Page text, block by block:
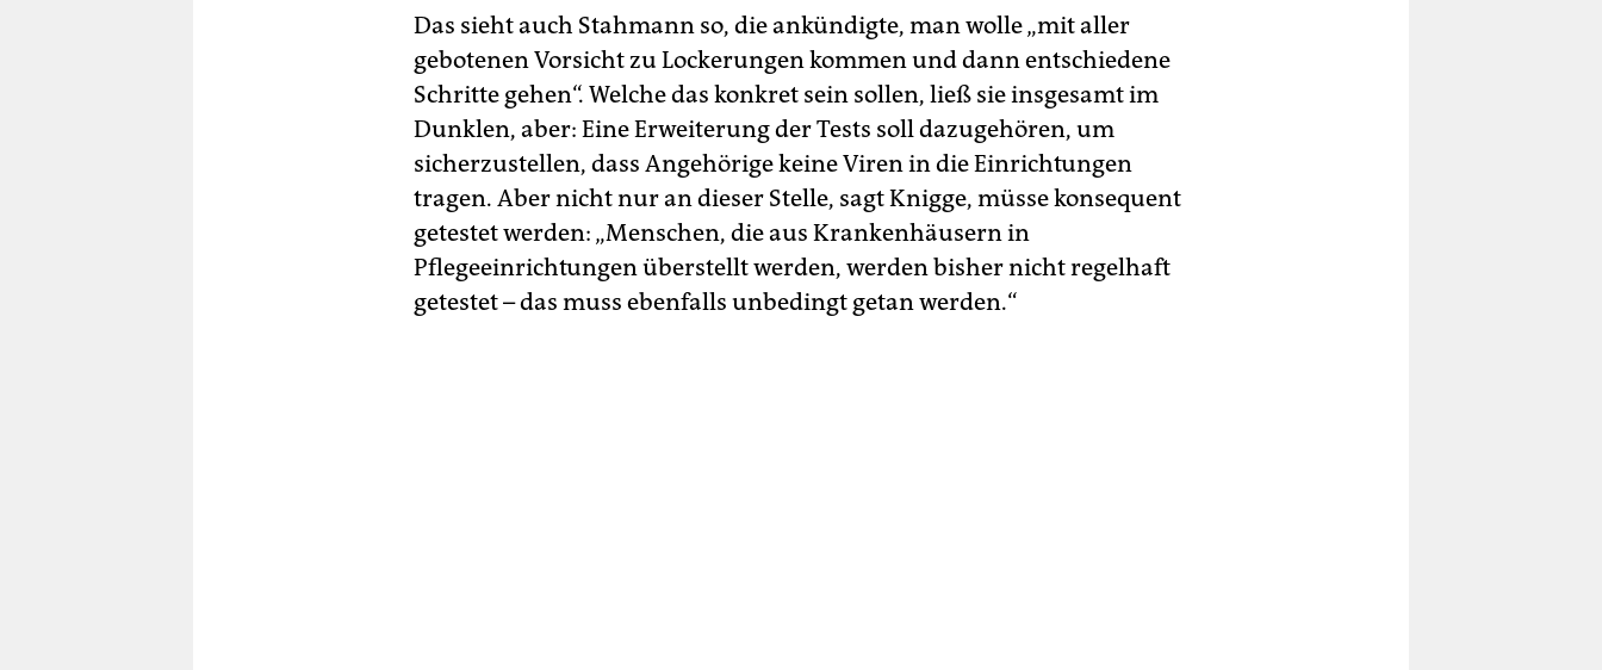
Das sieht auch Stahmann so, die ankündigte, man wolle „mit aller
gebotenen Vorsicht zu Lockerungen kommen und dann entschiedene
Schritte gehen“. Welche das konkret sein sollen, ließ sie insgesamt im
Dunklen, aber: Eine Erweiterung der Tests soll dazugehören, um
sicherzustellen, dass Angehörige keine Viren in die Einrichtungen
tragen. Aber nicht nur an dieser Stelle, sagt Knigge, müsse konsequent
getestet werden: „Menschen, die aus Krankenhäusern in
Pflegeeinrichtungen überstellt werden, werden bisher nicht regelhaft
getestet – das muss ebenfalls unbedingt getan werden.“